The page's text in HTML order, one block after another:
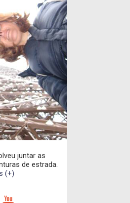
juntar as
de estrada.
(+)